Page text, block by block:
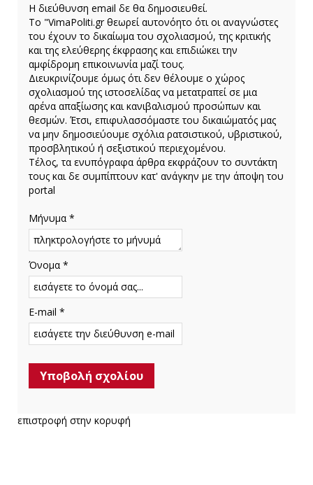
H διεύθυνση email δε θα δημοσιευθεί.
Το "VimaPoliti.gr θεωρεί αυτονόητο ότι οι αναγνώστες
του έχουν το δικαίωμα του σχολιασμού, της κριτικής
και της ελεύθερης έκφρασης και επιδιώκει την
αμφίδρομη επικοινωνία μαζί τους.
Διευκρινίζουμε όμως ότι δεν θέλουμε ο χώρος
σχολιασμού της ιστοσελίδας να μετατραπεί σε μια
αρένα απαξίωσης και κανιβαλισμού προσώπων και
θεσμών. Έτσι, επιφυλασσόμαστε του δικαιώματός μας
να μην δημοσιεύουμε σχόλια ρατσιστικού, υβριστικού,
προσβλητικού ή σεξιστικού περιεχομένου.
Τέλος, τα ενυπόγραφα άρθρα εκφράζουν το συντάκτη
τους και δε συμπίπτουν κατ' ανάγκην με την άποψη του
portal
Μήνυμα *
Όνομα *
E-mail *
επιστροφή στην κορυφή